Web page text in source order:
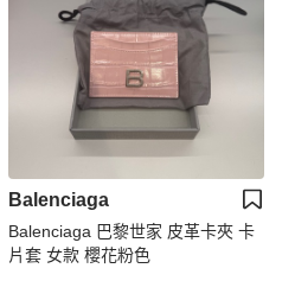
Balenciaga
Balenciaga 巴黎世家 皮革卡夾 卡
片套 女款 櫻花粉色